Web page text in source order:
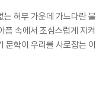
분 좋게 잠들어 있었다. 맑
만 잊어버릴 수가 없었다.
허무 가운데 가느다란 불
픔 속에서 조심스럽게 지켜
문학이 우리를 사로잡는 이